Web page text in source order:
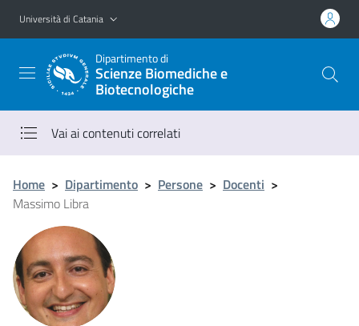
Vai al contenuto principale
Vai al menu di navigazione
Università di Catania
Dipartimento di
Scienze Biomediche e
Biotecnologiche
Vai ai contenuti correlati
Home > Dipartimento > Persone > Docenti >
Massimo Libra